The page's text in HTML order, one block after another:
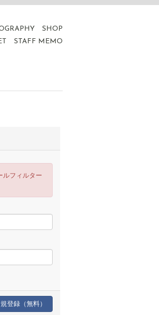
SHOP
STAFF MEMO
ルフィルター